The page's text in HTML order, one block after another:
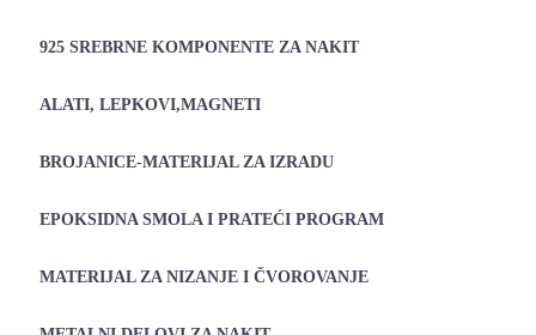
925 SREBRNE KOMPONENTE ZA NAKIT
ALATI, LEPKOVI,MAGNETI
BROJANICE-MATERIJAL ZA IZRADU
EPOKSIDNA SMOLA I PRATEĆI PROGRAM
MATERIJAL ZA NIZANJE I ČVOROVANJE